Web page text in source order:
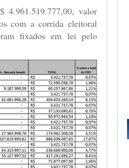
4.961.519.777,00, valor
com a corrida eleitoral
fixados em lei pelo